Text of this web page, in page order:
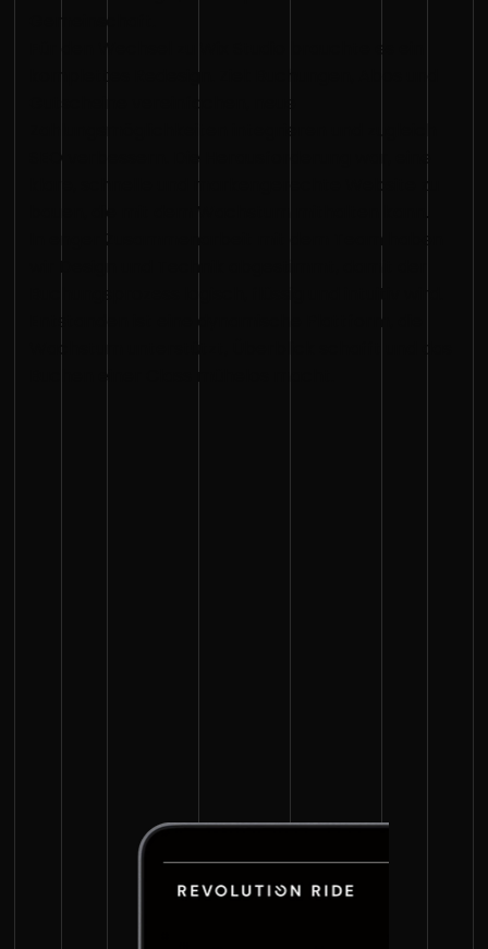
Gemeinschaft.
Für den Wechsel zu Wix Studio brauchte es ein
komplettes Redesign. Ziel: Buchungen, Abos und
Gutscheine vereinfachen, neue
Zahlungsmöglichkeiten integrieren und zugleich
SEO verbessern. Die Herausforderung war, eine
klare, schnelle und markengerechte Website zu
bauen, die mit dem Wachstum mithalten kann.
In enger Zusammenarbeit mit dem Team haben
wir Design und Technik abgestimmt, damit der
Buchungsprozess logisch, flüssig und intuitiv wird.
Entstanden ist eine dynamische Plattform, die
Wachstum unterstützt, Überblick schafft und das
Buchen einer Class mühelos macht.